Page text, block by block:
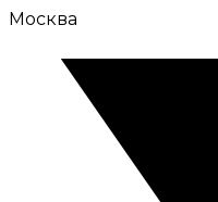
Москва